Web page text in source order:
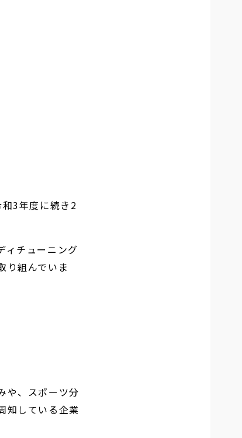
3年度に続き2
ィチューニング
り組んでいま
や、スポーツ分
知している企業